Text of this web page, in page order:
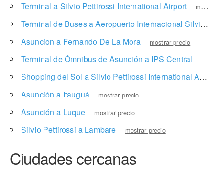
Terminal a Silvio Pettirossi International Airport mostrar precio
Terminal de Buses a Aeropuerto Internacional Silvio Pettirossi
Asuncion a Fernando De La Mora
mostrar precio
Terminal de Ómnibus de Asunción a IPS Central
Shopping del Sol a Silvio Pettirossi International Airport
Asunción a Itauguá
mostrar precio
Asunción a Luque mostrar precio
Silvio Pettirossi a Lambare mostrar precio
Ciudades cercanas